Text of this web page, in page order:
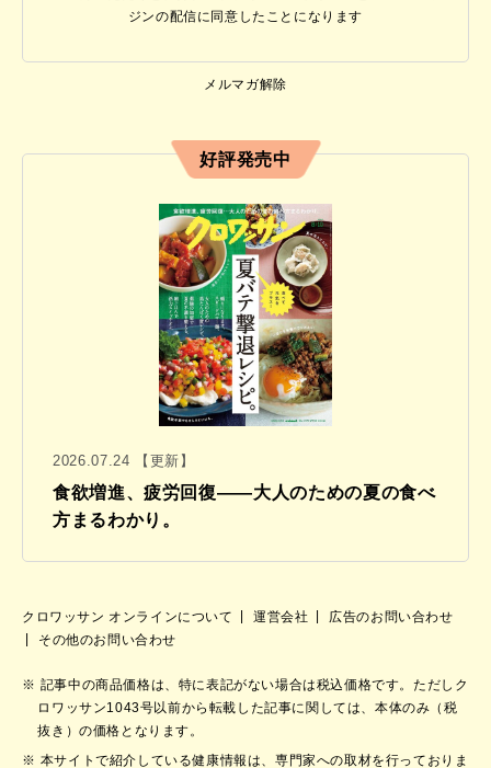
ジンの配信に同意したことになります
メルマガ解除
好評発売中
2026.07.24 【更新】
食欲増進、疲労回復——大人のための夏の食べ
方まるわかり。
クロワッサン オンラインについて 運営会社
広告のお問い合わせ
その他のお問い合わせ
記事中の商品価格は、特に表記がない場合は税込価格です。ただしク
ロワッサン1043号以前から転載した記事に関しては、本体のみ（税
抜き）の価格となります。
本サイトで紹介している健康情報は、専門家への取材を行っておりま